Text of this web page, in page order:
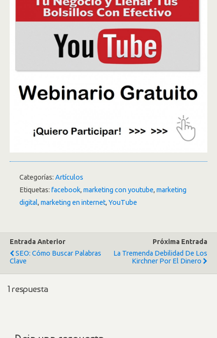
Categorías: Artículos
Etiquetas: facebook, marketing con youtube, marketing
digital, marketing en internet, YouTube
Entrada Anterior
SEO: Cómo Buscar Palabras
Clave
Próxima Entrada
La Tremenda Debilidad De Los
Kirchner Por El Dinero
1 respuesta